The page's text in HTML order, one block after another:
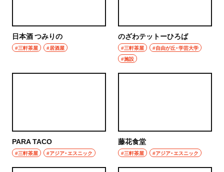
日本酒 つみりの
#三軒茶屋 #居酒屋
のざわテットーひろば
#三軒茶屋
#自由が丘・学芸大学
#施設
PARA TACO
#三軒茶屋 #アジア・エスニック
藤花食堂
#三軒茶屋 #アジア・エスニック